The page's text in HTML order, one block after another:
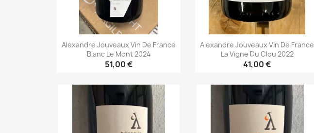
Alexandre Jouveaux Vin De France
Blanc Le Mont 2024
51,00 €
Aperçu rapide
Alexandre Jouveaux Vin De France
La Vigne Du Clou 2022
41,00 €
Aperçu rapide